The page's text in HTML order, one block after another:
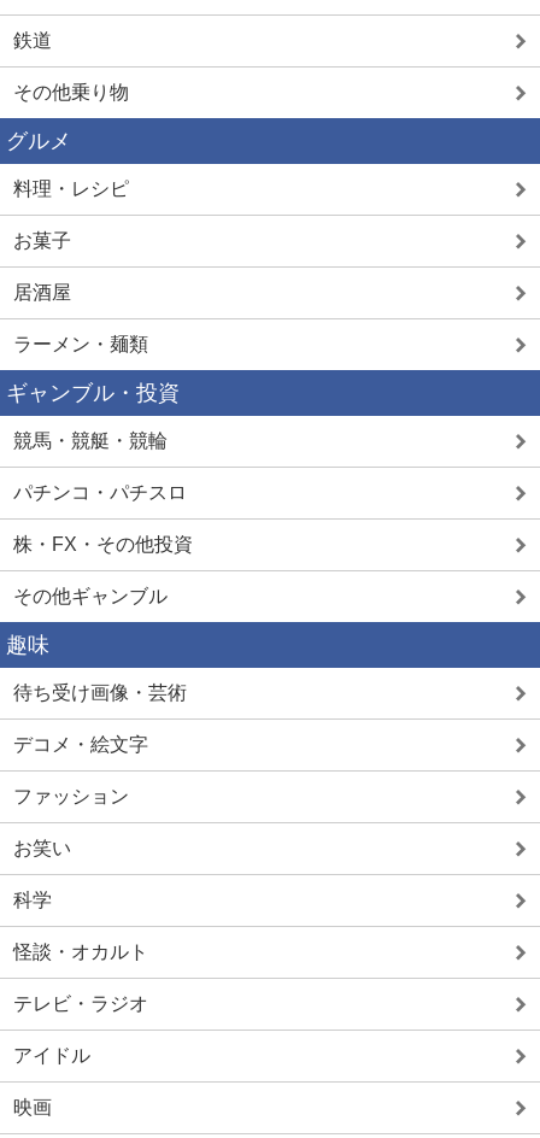
鉄道
その他乗り物
グルメ
料理・レシピ
お菓子
居酒屋
ラーメン・麺類
ギャンブル・投資
競馬・競艇・競輪
パチンコ・パチスロ
株・FX・その他投資
その他ギャンブル
趣味
待ち受け画像・芸術
デコメ・絵文字
ファッション
お笑い
科学
怪談・オカルト
テレビ・ラジオ
アイドル
映画